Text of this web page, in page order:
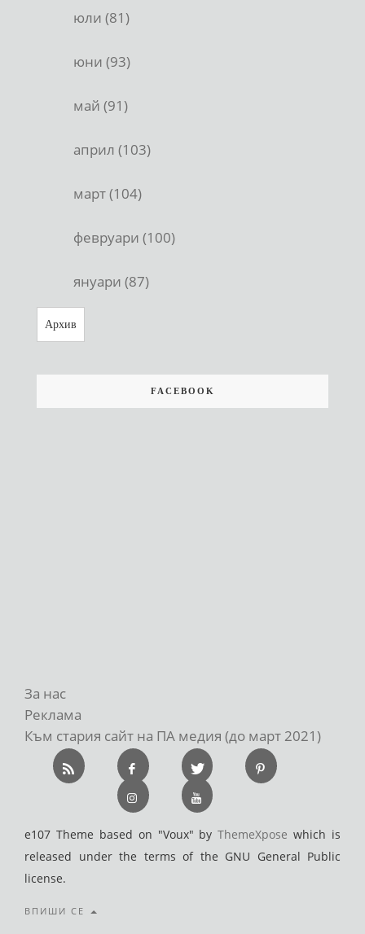
юли (81)
юни (93)
май (91)
април (103)
март (104)
февруари (100)
януари (87)
Архив
FACEBOOK
За нас
Реклама
Към стария сайт на ПА медия (до март 2021)
e107 Theme based on "Voux" byThemeXpose which is
released under the terms of the GNU General Public
license.
ВПИШИ СЕ